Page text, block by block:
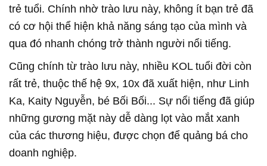
trẻ tuổi. Chính nhờ trào lưu này, không ít bạn trẻ đã
có cơ hội thể hiện khả năng sáng tạo của mình và
qua đó nhanh chóng trở thành người nổi tiếng.
Cũng chính từ trào lưu này, nhiều KOL tuổi đời còn
rất trẻ, thuộc thế hệ 9x, 10x đã xuất hiện, như Linh
Ka, Kaity Nguyễn, bé Bối Bối... Sự nổi tiếng đã giúp
những gương mặt này dễ dàng lọt vào mắt xanh
của các thương hiệu, được chọn để quảng bá cho
doanh nghiệp.